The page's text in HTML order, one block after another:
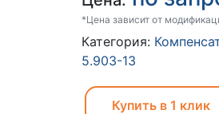
*Цена зависит от
Категория:
5.903-13
Купить в 1 клик